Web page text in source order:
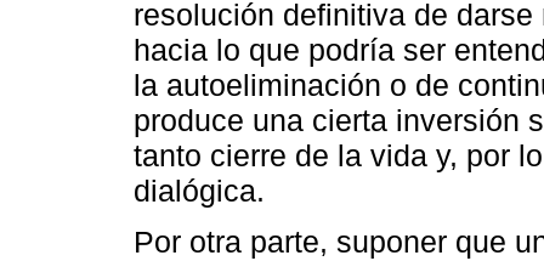
resolución definitiva de
hacia lo que podría ser
la autoeliminación o de
produce una cierta inversión
tanto cierre de la vida y, por
dialógica.
Por otra parte, suponer que